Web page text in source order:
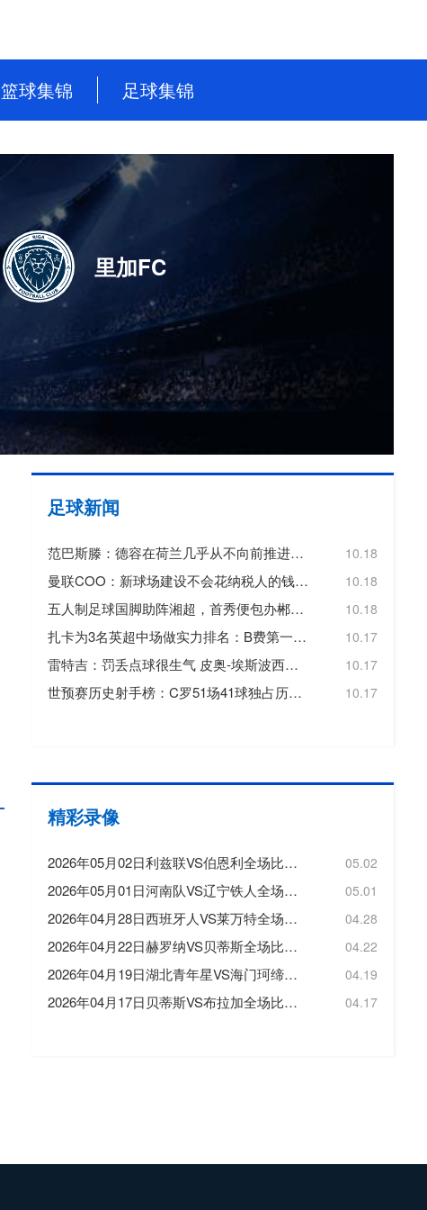
篮球集锦
WNBA
NBL
WCBA
足球集锦
德甲
西甲
世界杯
欧冠
欧协联
中超
里加FC
足球新闻
范巴斯滕：德容在荷兰几乎从不向前推进或转移球，这令人失望 10.18
曼联COO：新球场建设不会花纳税人的钱，曼联自行承担20亿镑费用 10.18
五人制足球国脚助阵湘超，首秀便包办郴州队三个进球 10.18
扎卡为3名英超中场做实力排名：B费第一，维尔茨第二，帕尔默第三 10.17
雷特吉：罚丢点球很生气 皮奥-埃斯波西托踢得非常好 10.17
世预赛历史射手榜：C罗51场41球独占历史射手王，梅西72场36球第3 10.17
精彩录像
2026年05月02日利兹联VS伯恩利全场比赛录像回放 05.02
2026年05月01日河南队VS辽宁铁人全场比赛录像回放 05.01
2026年04月28日西班牙人VS莱万特全场比赛录像回放 04.28
2026年04月22日赫罗纳VS贝蒂斯全场比赛录像回放 04.22
2026年04月19日湖北青年星VS海门珂缔缘全场比赛录像回放 04.19
2026年04月17日贝蒂斯VS布拉加全场比赛录像回放 04.17